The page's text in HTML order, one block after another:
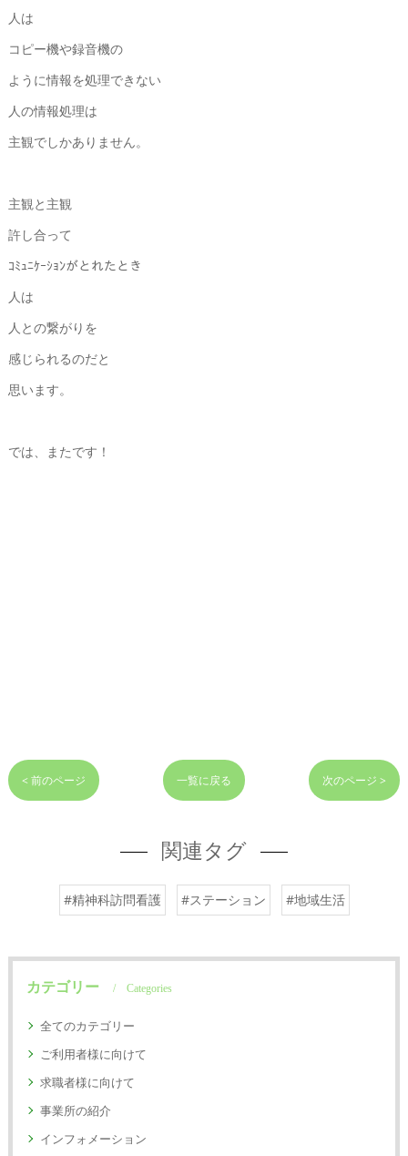
人は
コピー機や録音機の
ように情報を処理できない
人の情報処理は
主観でしかありません。
主観と主観
許し合って
ｺﾐｭﾆｹｰｼｮﾝがとれたとき
人は
人との繋がりを
感じられるのだと
思います。
では、またです！
< 前のページ 一覧に戻る 次のページ >
関連タグ
#精神科訪問看護 #ステーション #地域生活
カテゴリー Categories
全てのカテゴリー
ご利用者様に向けて
求職者様に向けて
事業所の紹介
インフォメーション